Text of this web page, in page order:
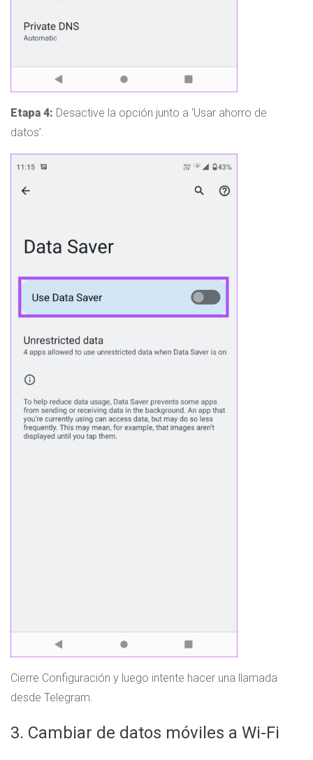
Etapa 4: Desactive la opción junto a ‘Usar ahorro de
datos’.
Cierre Configuración y luego intente hacer una llamada
desde Telegram.
3. Cambiar de datos móviles a Wi-Fi